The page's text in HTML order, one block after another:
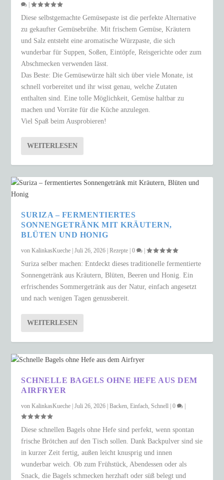
|
Diese selbstgemachte Gemüsepaste ist die perfekte Alternative
zu gekaufter Gemüsebrühe. Mit frischem Gemüse, Kräutern
und Salz entsteht eine aromatische Würzpaste, die sich
wunderbar für Suppen, Soßen, Eintöpfe, Reisgerichte oder zum
Abschmecken verwenden lässt.
Das Beste: Die Gemüsewürze hält sich über viele Monate, ist
schnell vorbereitet und ihr wisst genau, welche Zutaten
enthalten sind. Eine tolle Möglichkeit, Gemüse haltbar zu
machen und Vorräte für die Küche anzulegen.
Viel Spaß beim Ausprobieren!
WEITERLESEN
SURIZA – FERMENTIERTES
SONNENGETRÄNK MIT KRÄUTERN,
BLÜTEN UND HONIG
vonKalinkasKueche |Juli 26, 2026 |Rezepte |0 |
Suriza selber machen: Entdeckt dieses traditionelle fermentierte
Sonnengetränk aus Kräutern, Blüten, Beeren und Honig. Ein
erfrischendes Sommergetränk aus der Natur, einfach angesetzt
und nach wenigen Tagen genussbereit.
WEITERLESEN
SCHNELLE BAGELS OHNE HEFE AUS DEM
AIRFRYER
vonKalinkasKueche |Juli 26, 2026 |Backen,Einfach,Schnell |0
Diese schnellen Bagels ohne Hefe sind perfekt, wenn spontan
frische Brötchen auf den Tisch sollen. Dank Backpulver sind sie
in kurzer Zeit fertig, außen leicht knusprig und innen
wunderbar weich. Ob zum Frühstück, Abendessen oder als
Snack, die Bagels schmecken herzhaft oder süß belegt und